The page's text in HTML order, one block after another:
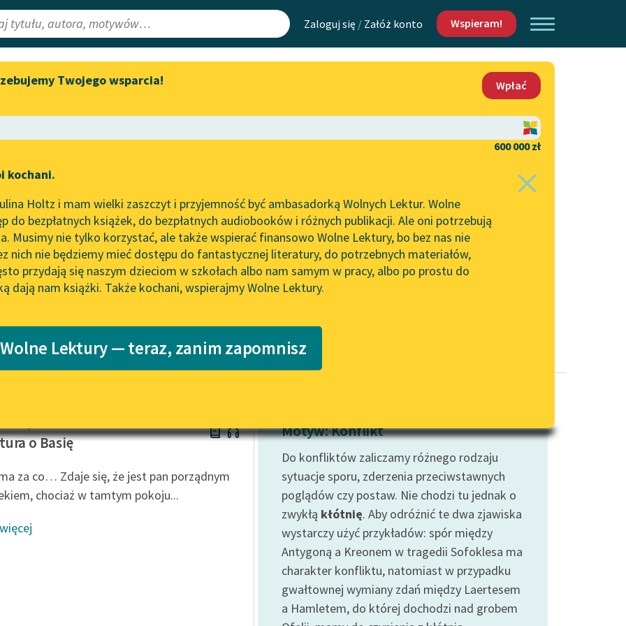
Zaloguj się / Załóż konto Wspieram!
Lektury
redakcyjne
Aktualności
„Prokurator Alicja Horn” do
literatury skandynawskiej
Spotkanie z Katarzyną Tunkiel
w Oslo
102. lata temu zmarł Joseph
Conrad
Lektury szkolne i klasyka
literatury do słuchania dla
E-kolekcja lektur szkolnych i
literatury do słuchania dla
niepełnosprawnościami
Feministyczne inspiracje.
Popularyzacja skandynawskiej
Mapa Wolnych Lektur
Leśmianator
API
OAI-PMH
Widget Wolnych Lektur
Katalog
Katalog w formacie PDF
Kontakt
O projekcie
Zasady wykorzystania
Wolnych Lektur
Logotypy
Materiały promocyjne
wrażliwych
Deklaracja dostępności
Twojego wsparcia!
Wpłać
600 000 zł
kochani.
Holtz i mam wielki zaszczyt i przyjemność być ambasadorką Wolnych Lektur. Wolne
do bezpłatnych książek, do bezpłatnych audiobooków i różnych publikacji. Ale oni potrzebują
Musimy nie tylko korzystać, ale także wspierać finansowo Wolne Lektury, bo bez nas nie
nich nie będziemy mieć dostępu do fantastycznej literatury, do potrzebnych materiałów,
przydają się naszym dzieciom w szkołach albo nam samym w pracy, albo po prostu do
dają nam książki. Także kochani, wspierajmy Wolne Lektury.
Lektury — teraz, zanim zapomnisz
Kornel Makuszyński✖
o Basię
za co… Zdaje się, że jest pan porządnym
chociaż w tamtym pokoju...
Motyw: Konflikt
Do konfliktów zaliczamy różnego rodzaju
sytuacje sporu, zderzenia przeciwstawnych
poglądów czy postaw. Nie chodzi tu jednak o
zwykłą kłótnię. Aby odróżnić te dwa zjawiska
wystarczy użyć przykładów: spór między
Antygoną a Kreonem w tragedii Sofoklesa ma
charakter konfliktu, natomiast w przypadku
gwałtownej wymiany zdań między Laertesem
a Hamletem, do której dochodzi nad grobem